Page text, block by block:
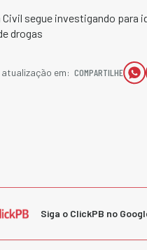
segue investigando para
drogas
em: COMPARTILHE
Siga o ClickPB no